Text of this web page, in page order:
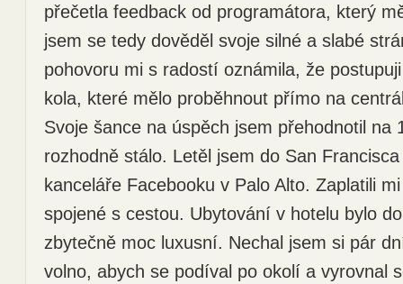
přečetla feedback od programátora, který
jsem se tedy dověděl svoje silné a slabé
pohovoru mi s radostí oznámila, že
kola, které mělo proběhnout přímo na
Svoje šance na úspěch jsem přehodnotil na
rozhodně stálo. Letěl jsem do San
kanceláře Facebooku v Palo Alto. Zaplatili
spojené s cestou. Ubytování v hotelu bylo
zbytečně moc luxusní. Nechal jsem si pár
volno, abych se podíval po okolí a vyrovnal